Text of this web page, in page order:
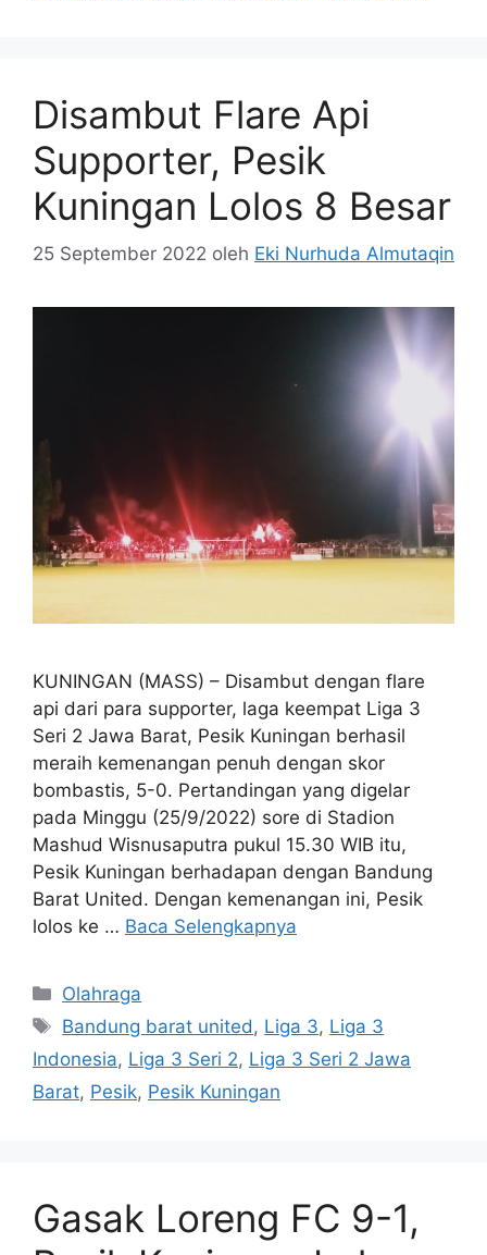
Disambut Flare Api
Supporter, Pesik
Kuningan Lolos 8 Besar
25 September 2022 oleh Eki Nurhuda Almutaqin
KUNINGAN (MASS) – Disambut dengan flare
api dari para supporter, laga keempat Liga 3
Seri 2 Jawa Barat, Pesik Kuningan berhasil
meraih kemenangan penuh dengan skor
bombastis, 5-0. Pertandingan yang digelar
pada Minggu (25/9/2022) sore di Stadion
Mashud Wisnusaputra pukul 15.30 WIB itu,
Pesik Kuningan berhadapan dengan Bandung
Barat United. Dengan kemenangan ini, Pesik
lolos ke … Baca Selengkapnya
Kategori
Olahraga
Tag
Bandung barat united, Liga 3, Liga 3
Indonesia, Liga 3 Seri 2, Liga 3 Seri 2 Jawa
Barat, Pesik, Pesik Kuningan
Gasak Loreng FC 9-1,